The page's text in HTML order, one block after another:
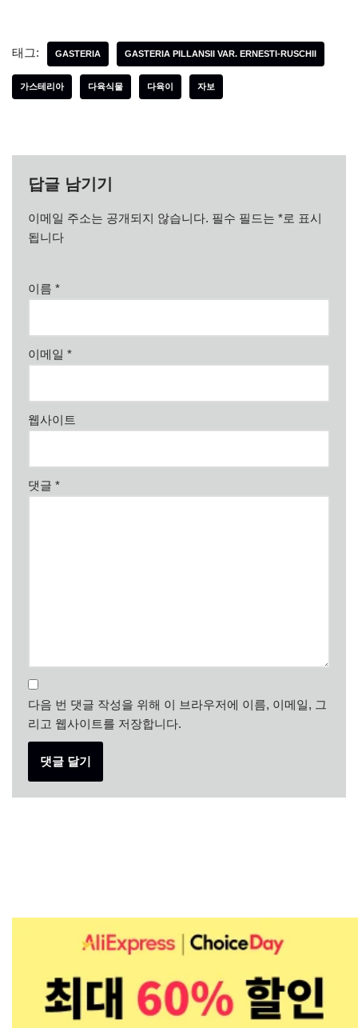
태그: GASTERIA GASTERIA PILLANSII VAR. ERNESTI-RUSCHII
가스테리아 다육식물 다육이 자보
답글 남기기
이메일 주소는 공개되지 않습니다. 필수 필드는 *로 표시
됩니다
이름 *
이메일 *
웹사이트
댓글 *
다음 번 댓글 작성을 위해 이 브라우저에 이름, 이메일, 그
리고 웹사이트를 저장합니다.